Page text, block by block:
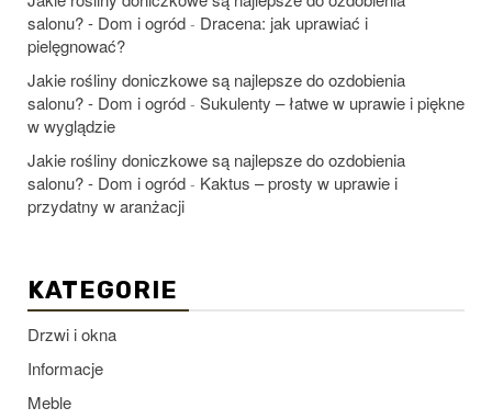
salonu? - Dom i ogród - Dracena: jak uprawiać i
pielęgnować?
Jakie rośliny doniczkowe są najlepsze do ozdobienia
salonu? - Dom i ogród - Sukulenty – łatwe w uprawie i piękne
w wyglądzie
Jakie rośliny doniczkowe są najlepsze do ozdobienia
salonu? - Dom i ogród - Kaktus – prosty w uprawie i
przydatny w aranżacji
KATEGORIE
Drzwi i okna
Informacje
Meble